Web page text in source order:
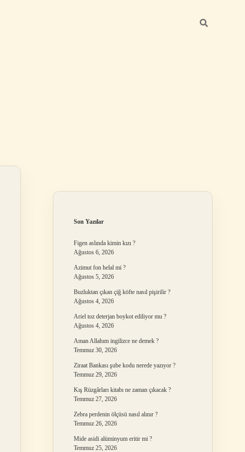
Son Yazılar
Figen aslında kimin kızı ?
Ağustos 6, 2026
Azimut fon helal mi ?
Ağustos 5, 2026
Buzluktan çıkan çiğ köfte nasıl pişirilir ?
Ağustos 4, 2026
Ariel toz deterjan boykot ediliyor mu ?
Ağustos 4, 2026
Aman Allahım ingilizce ne demek ?
Temmuz 30, 2026
Ziraat Bankası şube kodu nerede yazıyor ?
Temmuz 29, 2026
Kış Rüzgârları kitabı ne zaman çıkacak ?
Temmuz 27, 2026
Zebra perdenin ölçüsü nasıl alınır ?
Temmuz 26, 2026
Mide asidi alüminyum eritir mi ?
Temmuz 25, 2026